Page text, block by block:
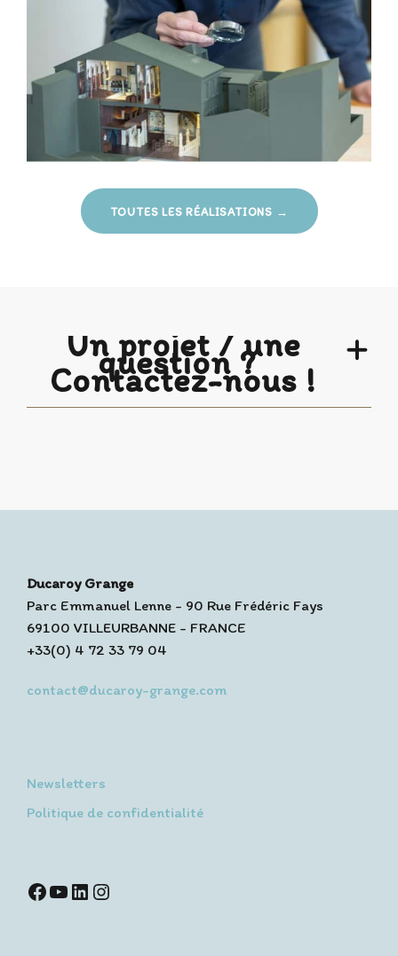
TOUTES LES RÉALISATIONS →
Un projet / une
question ?
Contactez-nous !
Ducaroy Grange
Parc Emmanuel Lenne - 90 Rue Frédéric Fays
69100 VILLEURBANNE - FRANCE
+33(0) 4 72 33 79 04
contact@ducaroy-grange.com
Newsletters
Politique de confidentialité
Facebook YouTube LinkedIn Instagram